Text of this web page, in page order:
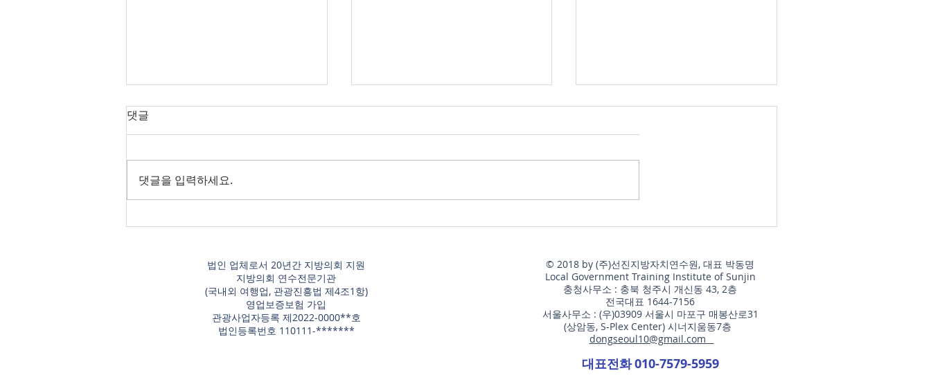
2026 지방의회 연수 과정별 편
AI 활용 의정활동 교육 과정 강
요구–분석–질의–조례·예산–성과
「행정사무감사 기법」 강의
교육대상: 지방의회 의원, 전문위
검증–환류로 체계화하여 감사의
품질과 실효성을 높인다. 단편적
질문이 아니라 증거(자료) 기반 감
사 설계와 답변검증·재질
댓글
댓글을 입력하세요.
법인 업체로서 20년간 지방의회 지원
지방의회 연수전문기관
​(국내외 여행업, 관광진흥법 제4조1항)
영업보증보험 가입
관광사업자등록 제2022-0000**호
​법인등록번호 110111-*******
© 2018 by (주)선진지방자치연수원, 대표 박동명
Local Government Training Institute of Sunjin
​충청사무소 : 충북 청주시 개신동 43, 2층
​전국대표 1644-7156
서울사무소 : (우)03909 서울시 마포구 매봉산로31
(상암동, S-Plex Center) 시너지움동7층
dongseoul10@gmail.com
대표전화010-7579-5959